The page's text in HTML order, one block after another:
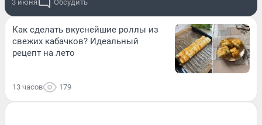
3 июня Обсудить
Как сделать вкуснейшие роллы из
свежих кабачков? Идеальный
рецепт на лето
13 часов 179